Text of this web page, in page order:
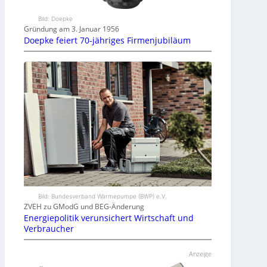
Bild: Doepke
Gründung am 3. Januar 1956
Doepke feiert 70-jähriges Firmenjubiläum
Bild: Bundesverband Wärmepumpe (BWP) e.V.
ZVEH zu GModG und BEG-Änderung
Energiepolitik verunsichert Wirtschaft und
Verbraucher
Anzeige